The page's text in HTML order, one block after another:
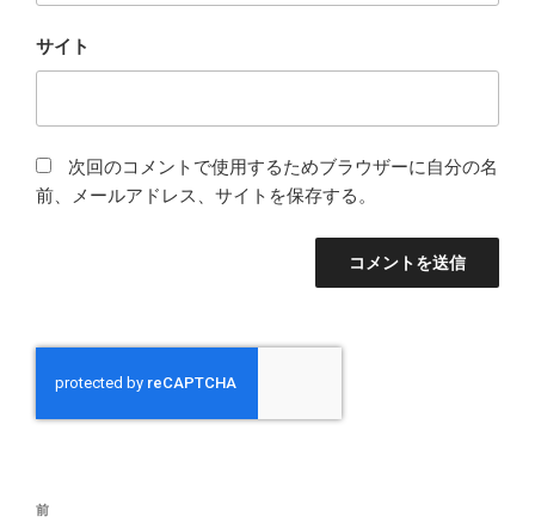
サイト
次回のコメントで使用するためブラウザーに自分の名
前、メールアドレス、サイトを保存する。
投
前
前